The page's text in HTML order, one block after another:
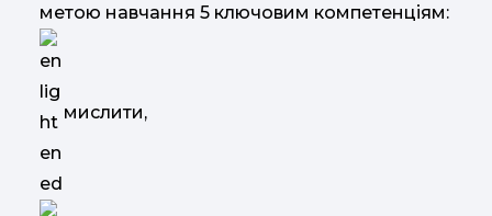
метою навчання 5 ключовим компетенціям:
мислити,